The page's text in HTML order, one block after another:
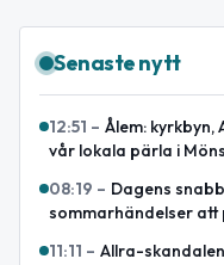
Senaste nytt
12:51 – Ålem: kyrkbyn,
vår lokala pärla i
08:19 – Dagens
sommarhändelser
11:11 – Allra-skandalen